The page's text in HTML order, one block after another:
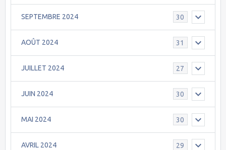
SEPTEMBRE 2024 30
AOÛT 2024 31
JUILLET 2024 27
JUIN 2024 30
MAI 2024 30
AVRIL 2024 29